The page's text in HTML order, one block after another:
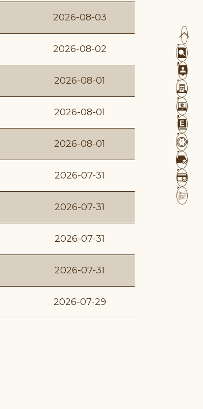
2026-08-03
2026-08-02
2026-08-01
2026-08-01
2026-08-01
2026-07-31
2026-07-31
2026-07-31
2026-07-31
2026-07-29